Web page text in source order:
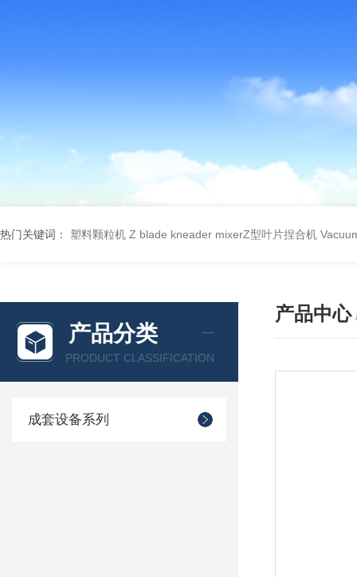
热门关键词： 塑料颗粒机 Z blade kneader mixerZ型叶片捏合机
产品分类
PRODUCT CLASSIFICATION
成套设备系列
产品中心